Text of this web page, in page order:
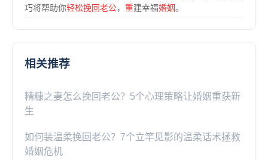
巧将帮助你轻松挽回老公， 重建幸福婚姻。
相关推荐
糟糠之妻怎么挽回老公？5个心理策略让婚姻重获新
生
如何装温柔挽回老公？7个立竿见影的温柔话术拯救
婚姻危机